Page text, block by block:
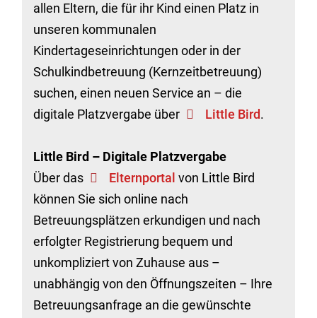
allen Eltern, die für ihr Kind einen Platz in
unseren kommunalen
Kindertageseinrichtungen oder in der
Schulkindbetreuung (Kernzeitbetreuung)
suchen, einen neuen Service an – die
digitale Platzvergabe über
Little Bird.
Little Bird – Digitale Platzvergabe
Über das
Elternportal von Little Bird
können Sie sich online nach
Betreuungsplätzen erkundigen und nach
erfolgter Registrierung bequem und
unkompliziert von Zuhause aus –
unabhängig von den Öffnungszeiten – Ihre
Betreuungsanfrage an die gewünschte